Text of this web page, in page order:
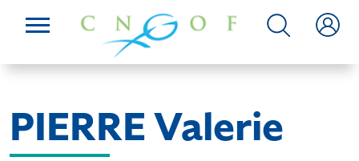
PIERRE Valerie